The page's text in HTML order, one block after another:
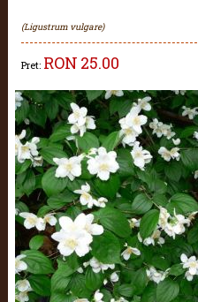
(Ligustrum vulgare)
Pret: RON 25.00